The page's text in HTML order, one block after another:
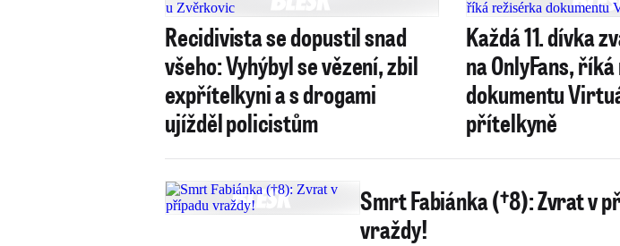
Recidivista se dopustil snad
všeho: Vyhýbyl se vězení, zbil
expřítelkyni a s drogami
ujížděl policistům
Každá 11. dívka
na OnlyFans,
dokumentu
přítelkyně
Smrt Fabiánka (†8): Zvrat v
vraždy!